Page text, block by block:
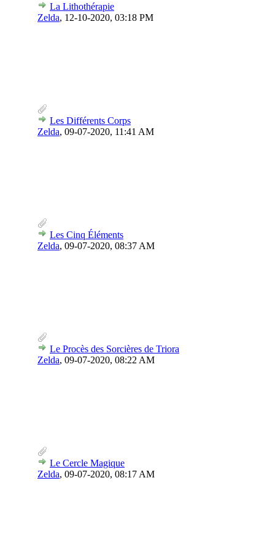
La Lithothérapie
Zelda, 12-10-2020, 03:18 PM
Les Différents Corps
Zelda, 09-07-2020, 11:41 AM
Les Cinq Éléments
Zelda, 09-07-2020, 08:37 AM
Le Procès des Sorcières de Triora
Zelda, 09-07-2020, 08:22 AM
Le Cercle Magique
Zelda, 09-07-2020, 08:17 AM